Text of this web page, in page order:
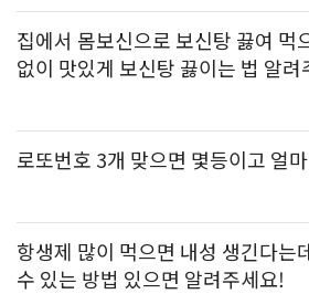
집에서 몸보신으로 보신탕 끓여 먹
없이 맛있게 보신탕 끓이는 법 알려
로또번호 3개 맞으면 몇등이고 얼
항생제 많이 먹으면 내성 생긴다는
수 있는 방법 있으면 알려주세요!